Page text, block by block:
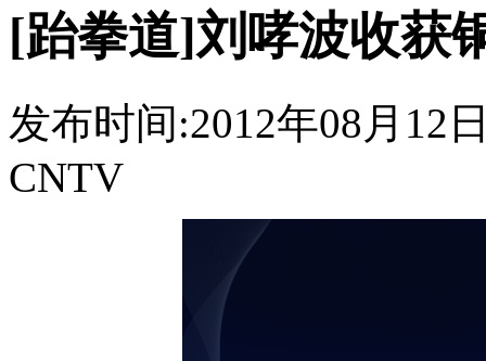
[跆拳道]刘哮波收获
发布时间:2012年08月12
CNTV